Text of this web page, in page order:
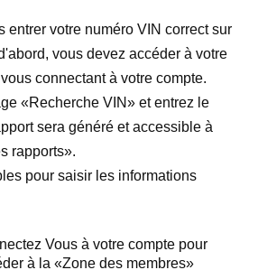
entrer votre numéro VIN correct sur
vous devez accéder à votre
connectant à votre compte.
«Recherche VIN» et entrez le
sera généré et accessible à
rapports».
pour saisir les informations
Vous à votre compte pour
à la «Zone des membres»